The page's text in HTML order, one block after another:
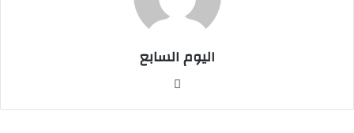
اليوم السابع